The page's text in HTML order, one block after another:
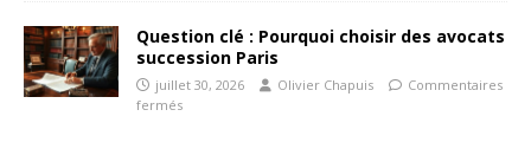
Question clé : Pourquoi choisir des avocats
succession Paris
juillet 30, 2026 Olivier Chapuis
Commentaires
fermés